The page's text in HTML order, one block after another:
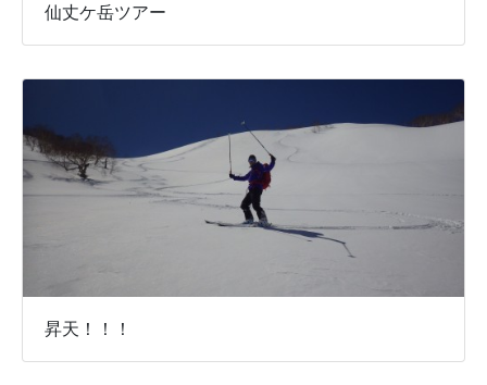
仙丈ケ岳ツアー
昇天！！！